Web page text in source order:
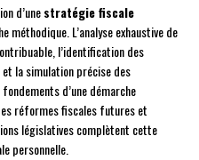
d’unestratégie fiscale
méthodique. L’analyse exhaustive de
l’identification des
la simulation précise des
d’une démarche
réformes fiscales futures et
législatives complètent cette
personnelle.